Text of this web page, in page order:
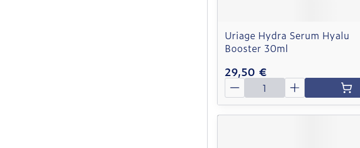
Uriage Hydra Serum Hyalu
Booster 30ml
29,50 €
Quantité